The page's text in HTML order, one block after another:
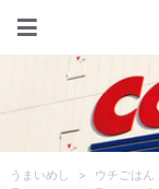
うまいめし > ウチごはん